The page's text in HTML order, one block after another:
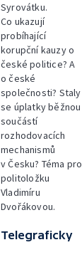
Syrovátku.
Co ukazují
probíhající
korupční kauzy o
české politice? A
o české
společnosti? Staly
se úplatky běžnou
součástí
rozhodovacích
mechanismů
v Česku? Téma pro
politoložku
Vladimíru
Dvořákovou.
Telegraficky